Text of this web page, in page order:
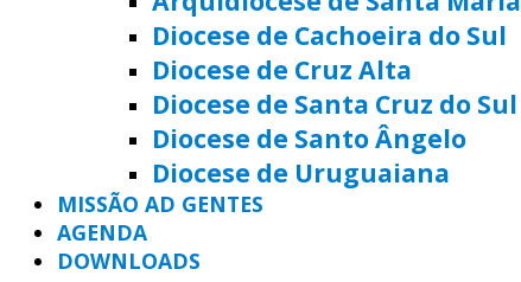
Diocese de Cachoeira do Sul
Diocese de Cruz Alta
Diocese de Santa Cruz do Sul
Diocese de Santo Ângelo
Diocese de Uruguaiana
MISSÃO AD GENTES
AGENDA
DOWNLOADS